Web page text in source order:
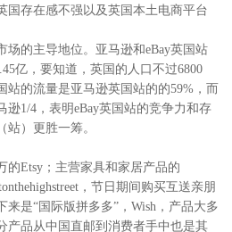
国存在感不强以及英国本土电商平台
场的主导地位。亚马逊和eBay英国站
亿，要知道，英国的人口不过6800
站的流量是亚马逊英国站的的59%，而
逊1/4，表明eBay英国站的竞争力和存
）更胜一筹。
的Etsy；主营家具和家居产品的
，节日期间购买互送亲朋
是“国际版拼多多”，Wish，产品大多
产品从中国直邮到消费者手中也是其